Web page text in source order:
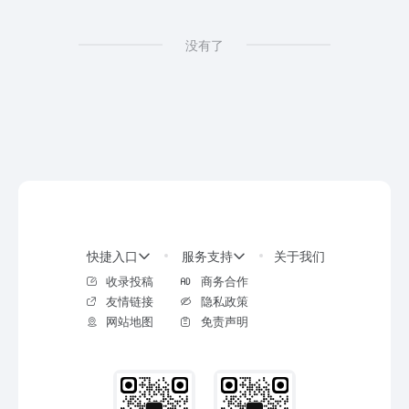
没有了
快捷入口
收录投稿
友情链接
网站地图
服务支持
商务合作
隐私政策
免责声明
关于我们